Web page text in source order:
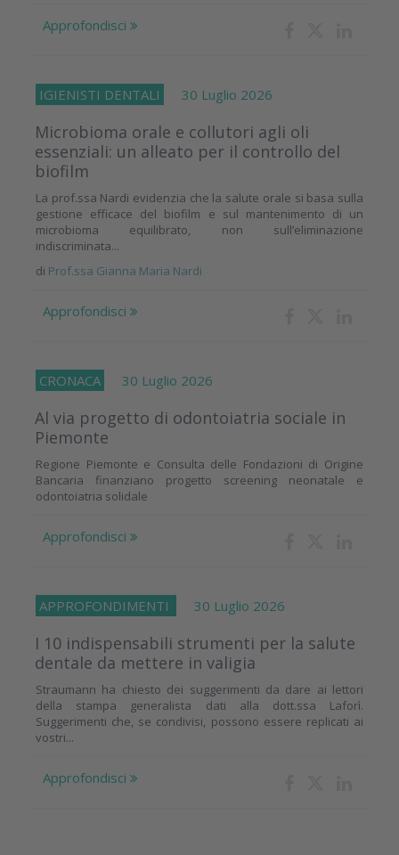
Approfondisci
IGIENISTI DENTALI 30 Luglio 2026
Microbioma orale e collutori agli oli
essenziali: un alleato per il controllo del
biofilm
La prof.ssa Nardi evidenzia che la salute orale si basa sulla
gestione efficace del biofilm e sul mantenimento di un
microbioma equilibrato, non sull’eliminazione
indiscriminata...
di Prof.ssa Gianna Maria Nardi
Approfondisci
CRONACA 30 Luglio 2026
Al via progetto di odontoiatria sociale in
Piemonte
Regione Piemonte e Consulta delle Fondazioni di Origine
Bancaria finanziano progetto screening neonatale e
odontoiatria solidale
Approfondisci
APPROFONDIMENTI 30 Luglio 2026
I 10 indispensabili strumenti per la salute
dentale da mettere in valigia
Straumann ha chiesto dei suggerimenti da dare ai lettori
della stampa generalista dati alla dott.ssa Laforì.
Suggerimenti che, se condivisi, possono essere replicati ai
vostri...
Approfondisci